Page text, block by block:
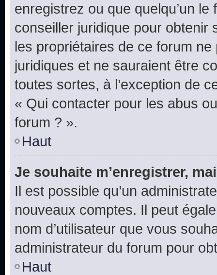
enregistrez ou que quelqu’un
conseiller juridique pour obtenir
les propriétaires de ce forum
juridiques et ne sauraient être
toutes sortes, à l’exception de
« Qui contacter pour les abus
forum ? ».
Haut
Je souhaite m’enregistrer,
Il est possible qu’un
nouveaux comptes. Il peut
nom d’utilisateur que vous
administrateur du forum pour
Haut